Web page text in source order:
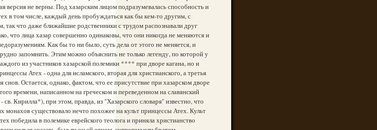
не верны. Под хазарским лицом подразумевалась способность и
в том числе, каждый день пробуждаться как бы кем-то другим, с
что даже ближайшие родственники с трудом распознавали друг
что лица хазар совершенно одинаковы, что они никогда не меняются и
Как бы то ни было, суть дела от этого не меняется, и
запомнить. Этим можно объяснить не только легенду, по которой у
из участников хазарской полемики **** при дворе кагана, но и
Атех - одна для исламского, вторая для христианского, а третья
снов. Остается, однако, фактом, что ее присутствие при хазарском дворе
времени, написанном на греческом и переведенном на славянский
Кирилла*), при этом, правда, из "Хазарского словаря" известно, что
монахов существовало нечто похожее на культ принцессы Атех. Культ
победила в полемике еврейского теолога и приняла христианство